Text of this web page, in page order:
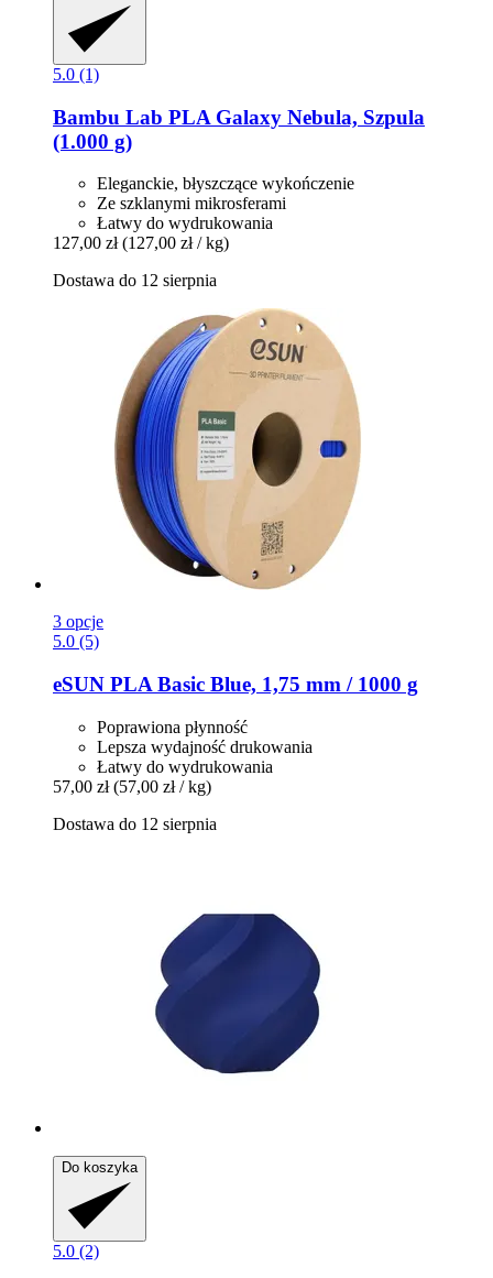
5.0 (1)
Bambu Lab PLA Galaxy Nebula, Szpula
(1.000 g)
Eleganckie, błyszczące wykończenie
Ze szklanymi mikrosferami
Łatwy do wydrukowania
127,00 zł (127,00 zł / kg)
Dostawa do 12 sierpnia
3 opcje
5.0 (5)
eSUN PLA Basic Blue, 1,75 mm / 1000 g
Poprawiona płynność
Lepsza wydajność drukowania
Łatwy do wydrukowania
57,00 zł (57,00 zł / kg)
Dostawa do 12 sierpnia
Do koszyka
5.0 (2)